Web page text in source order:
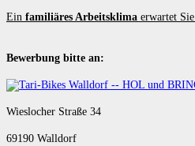
Ein familiäres Arbeitsklima erwartet
Bewerbung bitte an:
Wieslocher Straße 34
69190 Walldorf